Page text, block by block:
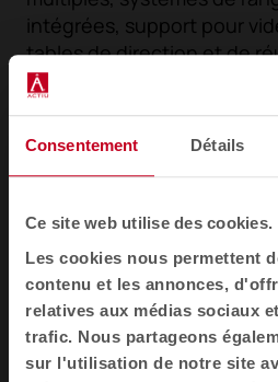
Consentement Détails
Ce site web utilise des cookies.
Les cookies nous permettent
contenu et les annonces,
relatives aux médias sociaux
trafic. Nous partageons
sur l'utilisation de notre site
intégrées, support pour
tables de direction et de
différentes formes et